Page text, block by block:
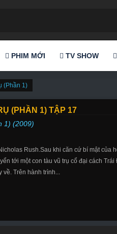
PHIM MỚI TV SHOW
(Phần 1)
(PHẦN 1) TẬP 17
1) (2009)
Rush.Sau khi căn cứ bí mật của
tới một con tàu vũ trụ cổ đại cách Trái
về. Trên hành trình...